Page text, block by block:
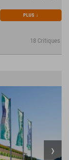
18 Critiques
PLUS ↓